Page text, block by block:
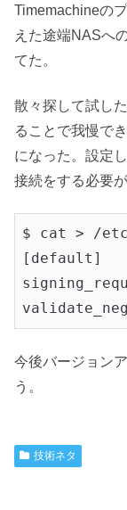
Timemachineの
えた途端NASへ
てた。
散々探して試し
ることで我慢で
になった。設定
接続をする必要が
$ cat > /
[default]
今後バージョン
う。
技術ネタ